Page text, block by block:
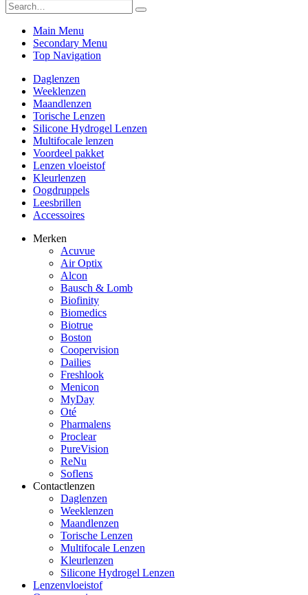
Main Menu
Secondary Menu
Top Navigation
Daglenzen
Weeklenzen
Maandlenzen
Torische Lenzen
Silicone Hydrogel Lenzen
Multifocale lenzen
Voordeel pakket
Lenzen vloeistof
Kleurlenzen
Oogdruppels
Leesbrillen
Accessoires
Merken
Acuvue
Air Optix
Alcon
Bausch & Lomb
Biofinity
Biomedics
Biotrue
Boston
Coopervision
Dailies
Freshlook
Menicon
MyDay
Oté
Pharmalens
Proclear
PureVision
ReNu
Soflens
Contactlenzen
Daglenzen
Weeklenzen
Maandlenzen
Torische Lenzen
Multifocale Lenzen
Kleurlenzen
Silicone Hydrogel Lenzen
Lenzenvloeistof